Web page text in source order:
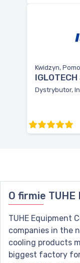
Kwidzyn,
Dystrybutor,
O firmie
TUHE Equipment
companies in the
cooling products
biggest factory